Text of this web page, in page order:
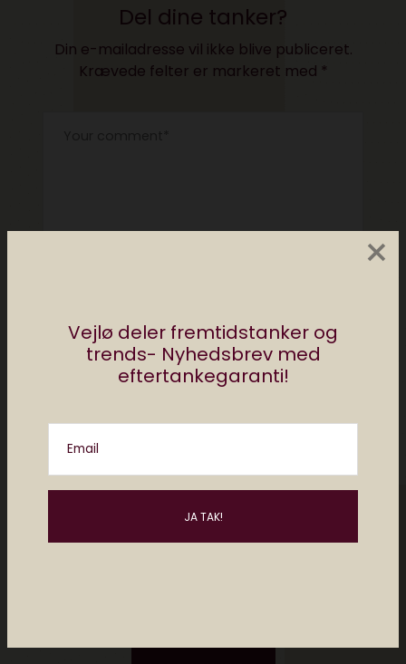
Vejlø deler fremtidstanker og
trends- Nyhedsbrev med
eftertankegaranti!
Email
×
Del dine tanker?
Din e-mailadresse vil ikke blive publiceret.
Krævede felter er markeret med *